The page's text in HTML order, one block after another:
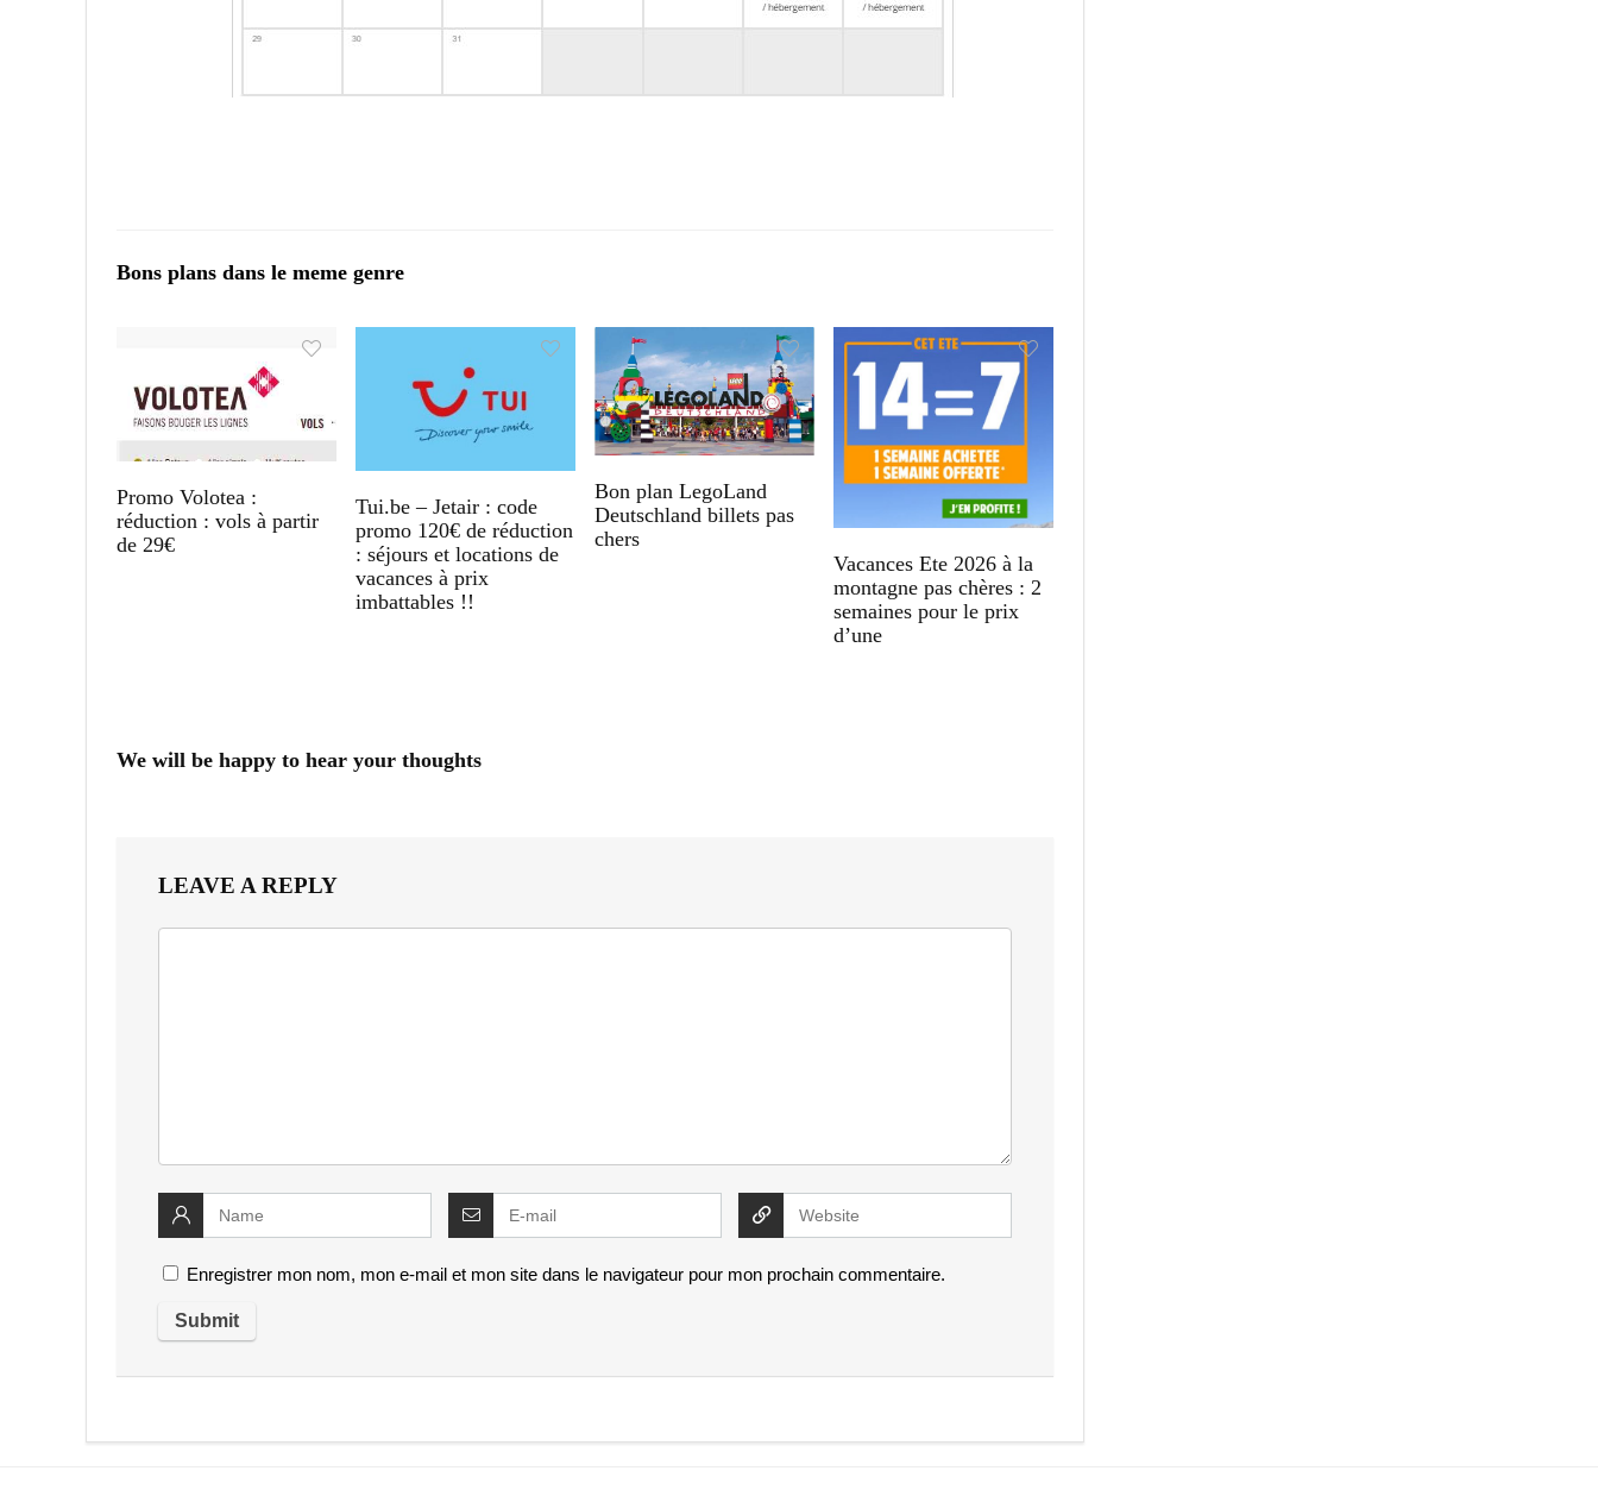
Bons plans dans le meme genre
Promo Volotea :
réduction : vols à partir
de 29€
Tui.be – Jetair : code
promo 120€ de réduction
: séjours et locations de
vacances à prix
imbattables !!
Bon plan LegoLand
Deutschland billets pas
chers
Vacances Ete 2026 à la
montagne pas chères : 2
semaines pour le prix
d’une
We will be happy to hear your thoughts
LEAVE A REPLY
Enregistrer mon nom, mon e-mail et mon site dans le navigateur pour mon prochain commentaire.